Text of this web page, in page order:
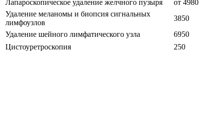
Лапароскопическое удаление желчного пузыря
от 4980
Удаление меланомы и биопсия сигнальных
лимфоузлов
3850
Удаление шейного лимфатического узла
6950
Цистоуретроскопия
250